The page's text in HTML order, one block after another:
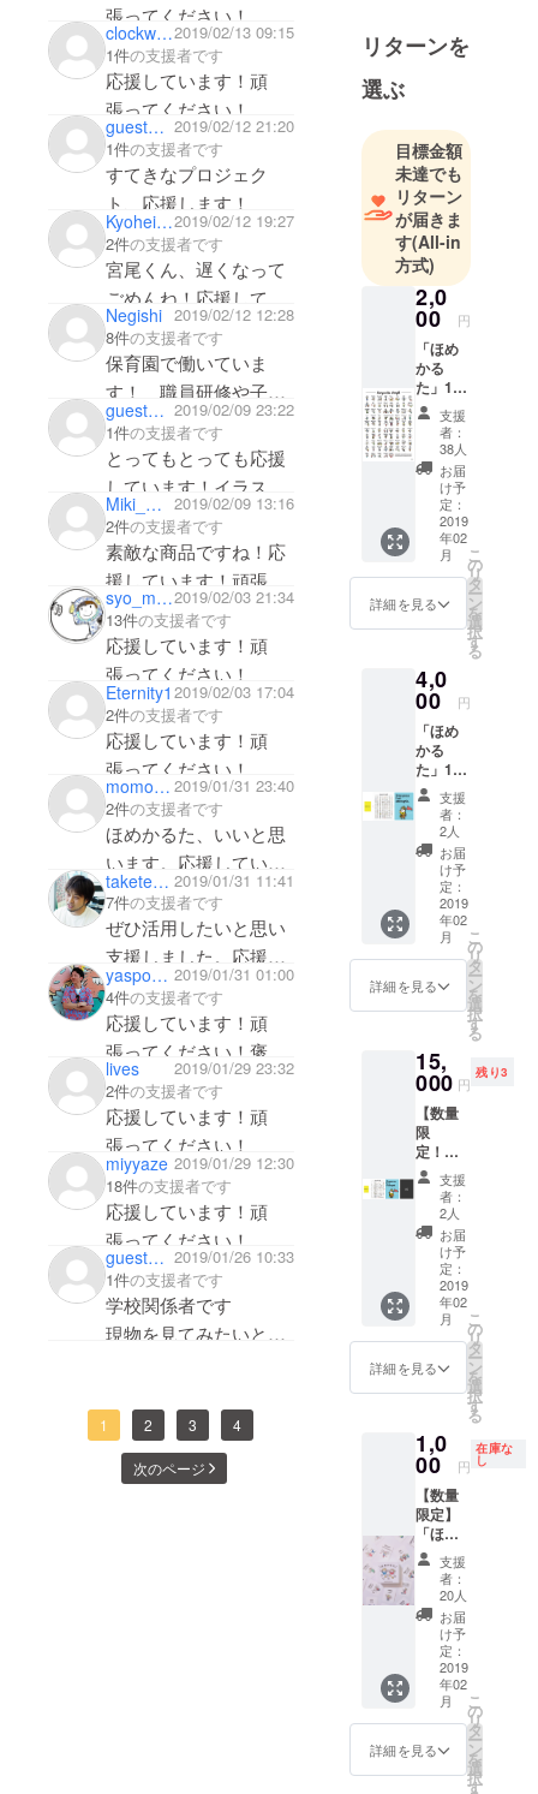
張ってください！
clockwork19772019/02/13 09:15
1件の支援者です
応援しています！頑
張ってください！
guestd258525b38 2019/02/12 21:20
1件の支援者です
すてきなプロジェク
ト、応援します！
Kyohei Kawaguchi2019/02/12 19:27
2件の支援者です
宮尾くん、遅くなって
ごめんね！応援してい
ますよ〜！頑張って
ね！！！
Negishi 2019/02/12 12:28
8件の支援者です
保育園で働いていま
す！ 職員研修や子ど
もたちとも使ってみよ
うと思います！
guest67672245db 2019/02/09 23:22
1件の支援者です
とってもとっても応援
しています！イラスト
が可愛いです！これか
らも頑張ってくださ
い！
Miki_Diana 2019/02/09 13:16
2件の支援者です
素敵な商品ですね！応
援しています！頑張っ
てください！！！
syo_murakumo2019/02/03 21:34
13件の支援者です
応援しています！頑
張ってください！
Eternity1 2019/02/03 17:04
2件の支援者です
応援しています！頑
張ってください！
momousa 2019/01/31 23:40
2件の支援者です
ほめかるた、いいと思
います。応援していま
す！頑張ってくださ
い！
taketetsu 2019/01/31 11:41
7件の支援者です
ぜひ活用したいと思い
支援しました。応援し
ています！
yaspontax 2019/01/31 01:00
4件の支援者です
応援しています！頑
張ってください！褒め
かるた楽しみにしてま
す！
lives
2019/01/29 23:32
2件の支援者です
応援しています！頑
張ってください！
miyyaze 2019/01/29 12:30
18件の支援者です
応援しています！頑
張ってください！
guest060e9b22b0 2019/01/26 10:33
1件の支援者です
学校関係者です
現物を見てみたいと思
張ってください！
1 2 3 4
次のページ
移住してい
ます。
多摩美術大
学グラ
フィックデ
ザイン学科
を卒業し、
現在はwebや
アプリ制作
を行ってい
ます。暖か
いご支援
を、どうぞ
よろしくお
願いいたし
ます。
リターンを
選ぶ
目標金額
未達でも
リターン
が届きま
す(All-in
方式)
2,0
00 円
「ほめ
かる
た」1
セット
＋感謝
メール
（心を
込めて
お送り
しま
す。）
＋ポス
ター
（A）
※A2サ
イズ ※
定価は1
セット
につ
き、
1500円
を予定
してい
ます。
支援
者：
38人
お届
け予
定：
2019
年02
月
詳細を見る
こ
の
リ
タ
ー
ン
を
選
択
す
る
4,0
00 円
「ほめ
かる
た」1
セット
＋感謝
メール
（心を
込めて
お送り
しま
す。）
＋ポス
ター(A)
(B) ※A2
サイズ
※商品の
セット
につ
き、
1500円
を予定
してい
ます。
支援
者：
2人
お届
け予
定：
2019
年02
月
詳細を見る
こ
の
リ
タ
ー
ン
を
選
択
す
る
15,
000 円
残り3
【数量
限
定！】
「ほめ
かる
た」×5
セット
＋感謝
メール
（心を
込めて
お送り
しま
す。）
＋ポス
ター3種
(B)(C)
※A2サ
イズ ※
商品の
定価は1
セット
につ
き、
1500円
を予定
してい
ます。
※ポス
ターの
デザイ
ンはこ
ちらで
支援
者：
2人
お届
け予
定：
2019
年02
月
詳細を見る
こ
の
リ
タ
ー
ン
を
選
択
す
る
1,0
00 円
在庫な
し
【数量
限定】
「ほめ
かる
た」1
セット
＋感謝
メール
（心を
込めて
お送り
しま
す。）
※商品の
定価は1
セット
支援
者：
20人
お届
け予
定：
2019
年02
月
詳細を見る
こ
の
リ
タ
ー
ン
を
選
択
す